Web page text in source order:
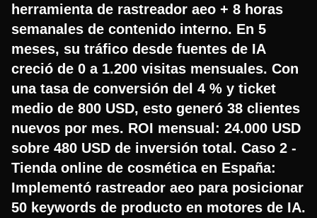
herramienta de rastreador aeo + 8 horas
semanales de contenido interno. En 5
meses, su tráfico desde fuentes de IA
creció de 0 a 1.200 visitas mensuales. Con
una tasa de conversión del 4 % y ticket
medio de 800 USD, esto generó 38 clientes
nuevos por mes. ROI mensual: 24.000 USD
sobre 480 USD de inversión total. Caso 2 -
Tienda online de cosmética en España:
Implementó rastreador aeo para posicionar
50 keywords de producto en motores de IA.